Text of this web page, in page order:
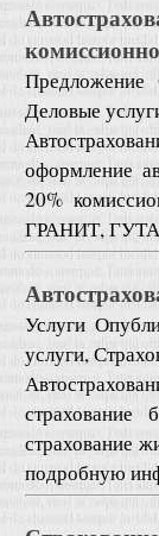
Предложение
Деловые
оформление
20%
ГРАНИТ,
Услуги
услуги,
страхование
страхование
подробную